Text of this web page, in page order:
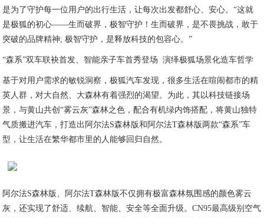
是为了守护每一位用户的出行生活，让每次出发都舒心、安心。“这就
是极狐的初心——生而破界，极智守护！生而破界，是不畏挑战，敢于
突破的品牌精神; 极智守护，是释放科技的包容心。”
“森系”双车联袂首发、智能亲子车首秀登场 演绎极狐场景化造车哲学
基于对用户需求的敏锐洞察，极狐汽车发现，很多生活在喧闹都市的精
英人群，对大自然、大森林有着强烈的渴望。为此，其以科技链接场
景，与黄山共创“雾云灰”森林之色，配合有机绿内饰搭配，将黄山独特
气质搬进汽车，打造出阿尔法S森林版和阿尔法T森林版两款“森系”车
型，让生活在繁华都市里的人能够回归自然。
阿尔法S森林版、阿尔法T森林版不仅拥有极富森林氛围感的颜色雾云
灰，还实现了舒适、续航、智能、安全等全面升级。CN95最高级别空气